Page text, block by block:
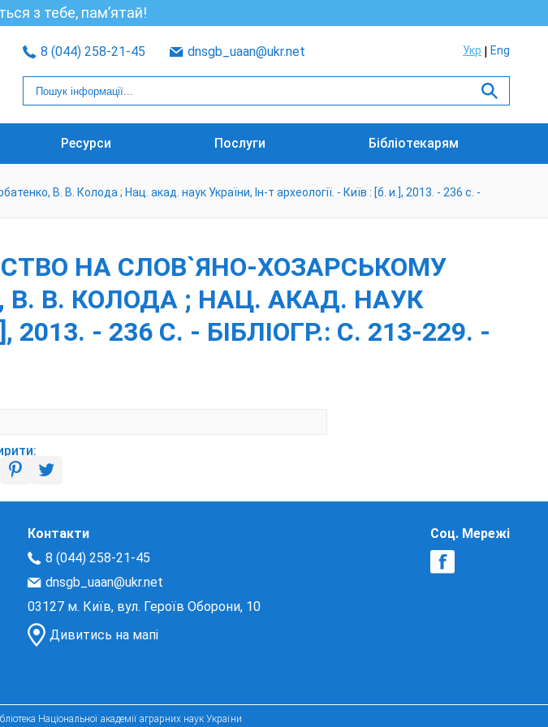
з тебе, пам’ятай!
8 (044) 258-21-45 dnsgb_uaan@ukr.net Укр Eng
Ресурси Послуги Бібліотекарям
В. В. Колода ; Нац. акад. наук України, Ін-т археології. - Київ : [б. и.], 2013. - 236 с. -
НА СЛОВ`ЯНО-ХОЗАРСЬКОМУ
В. В. КОЛОДА ; НАЦ. АКАД. НАУК
- 236 С. - БІБЛІОГР.: С. 213-229. -
Контакти
8 (044) 258-21-45
dnsgb_uaan@ukr.net
03127 м. Київ, вул. Героїв Оборони, 10
Дивитись на мапі
Соц. Мережі
Національної академії аграрних наук України